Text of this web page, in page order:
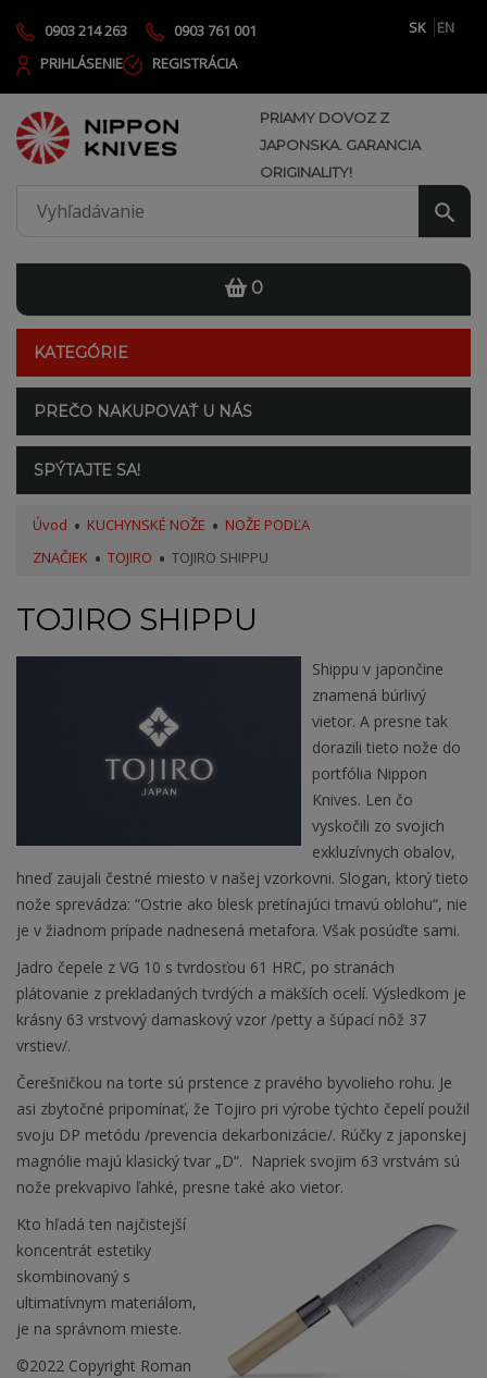
0903 214 263 0903 761 001 SK
EN
PRIHLÁSENIE
REGISTRÁCIA
PRIAMY DOVOZ Z
JAPONSKA. GARANCIA
ORIGINALITY!
0
KATEGÓRIE
PREČO NAKUPOVAŤ U NÁS
SPÝTAJTE SA!
Úvod KUCHYNSKÉ NOŽE
NOŽE PODĽA
ZNAČIEK
TOJIRO TOJIRO SHIPPU
TOJIRO SHIPPU
Shippu v japončine
znamená búrlivý
vietor. A presne tak
dorazili tieto nože do
portfólia Nippon
Knives. Len čo
vyskočili zo svojich
exkluzívnych obalov,
hneď zaujali čestné miesto v našej vzorkovni. Slogan, ktorý tieto
nože sprevádza: “Ostrie ako blesk pretínajúci tmavú oblohu“, nie
je v žiadnom prípade nadnesená metafora. Však posúďte sami.
Jadro čepele z VG 10 s tvrdosťou 61 HRC, po stranách
plátovanie z prekladaných tvrdých a mäkších ocelí. Výsledkom je
krásny 63 vrstvový damaskový vzor /petty a šúpací nôž 37
vrstiev/.
Čerešničkou na torte sú prstence z pravého byvolieho rohu. Je
asi zbytočné pripomínať, že Tojiro pri výrobe týchto čepelí použil
svoju DP metódu /prevencia dekarbonizácie/. Rúčky z japonskej
magnólie majú klasický tvar „D“. Napriek svojim 63 vrstvám sú
nože prekvapivo ľahké, presne také ako vietor.
Kto hľadá ten najčistejší
koncentrát estetiky
skombinovaný s
ultimatívnym materiálom,
je na správnom mieste.
©2022 Copyright Roman